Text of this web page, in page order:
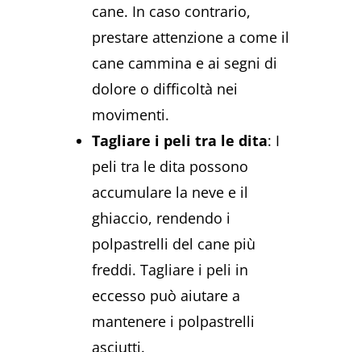
cane. In caso contrario,
prestare attenzione a come il
cane cammina e ai segni di
dolore o difficoltà nei
movimenti.
Tagliare i peli tra le dita: I
peli tra le dita possono
accumulare la neve e il
ghiaccio, rendendo i
polpastrelli del cane più
freddi. Tagliare i peli in
eccesso può aiutare a
mantenere i polpastrelli
asciutti.